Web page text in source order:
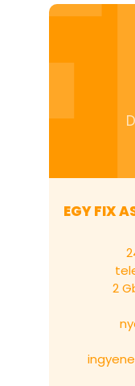
EGY FIX
2